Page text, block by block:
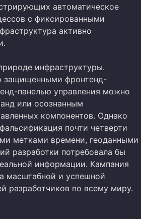
автоматическое
с фиксированными
активно
инфраструктуры.
защищенными фронтенд-
панелью управления можно
или осознанным
компонентов. Однако
почти четверти
метками времени, геоданными
разработки потребовала бы
информации. Кампания
масштабной и успешной
разработчиков по всему миру.